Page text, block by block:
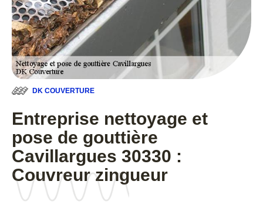
DK COUVERTURE
Entreprise nettoyage et
pose de gouttière
Cavillargues 30330 :
Couvreur zingueur